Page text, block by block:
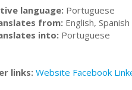
language: Portuguese
from: English, Spanish
into: Portuguese
links: Website Facebook